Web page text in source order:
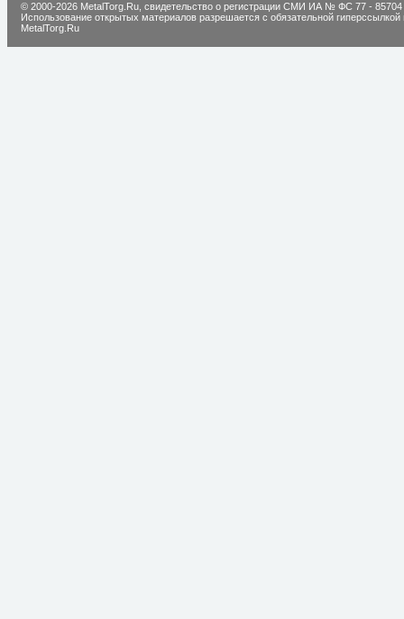
© 2000-2026 MetalTorg.Ru, cвидетельство о регистрации СМИ ИА № ФС 77 - 85704
Использование открытых материалов разрешается с обязательной гиперссылкой
MetalTorg.Ru